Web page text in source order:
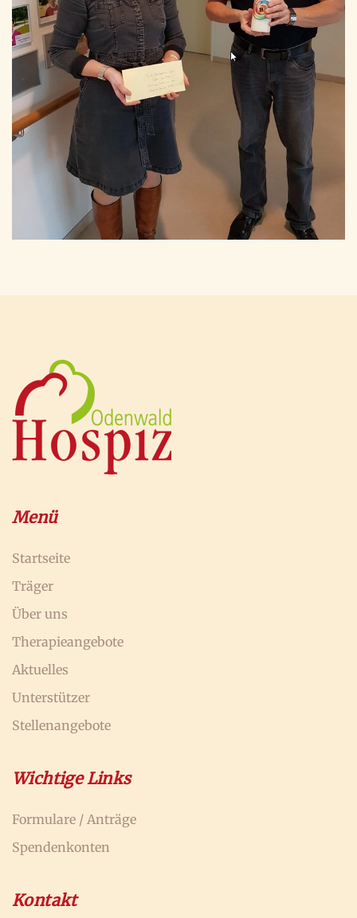
Menü
Startseite
Träger
Über uns
Therapieangebote
Aktuelles
Unterstützer
Stellenangebote
Wichtige Links
Formulare / Anträge
Spendenkonten
Kontakt